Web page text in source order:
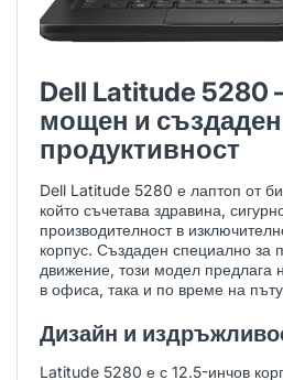
Dell Latitude 5280
мощен и създаден
продуктивност
Dell Latitude 5280 е лаптоп от
който съчетава здравина,
производителност в
корпус. Създаден специално за
движение, този модел предлага
в офиса, така и по време на
Дизайн и
Latitude 5280 е с 12.5-инчов